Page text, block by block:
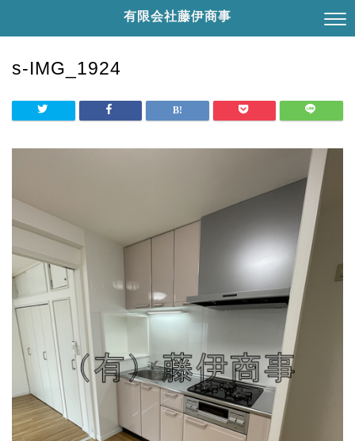
有限会社藤伊商事
s-IMG_1924